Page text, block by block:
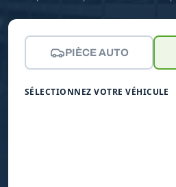
PIÈCE AUTO
SÉLECTIONNEZ VOTRE VÉHICULE